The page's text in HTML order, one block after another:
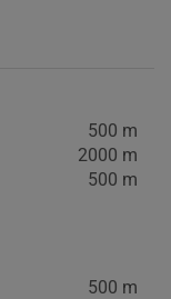
500 m
2000 m
500 m
500 m